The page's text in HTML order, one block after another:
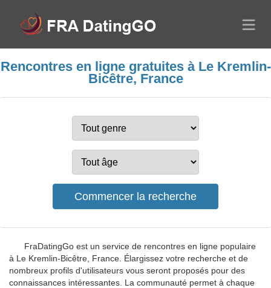
Rencontres en ligne gratuites à Le Kremlin-
Bicêtre, France
FraDatingGo est un service de rencontres en ligne populaire
à Le Kremlin-Bicêtre, France. Élargissez votre recherche et de
nombreux profils d'utilisateurs vous seront proposés pour des
connaissances intéressantes. La communauté permet à chaque